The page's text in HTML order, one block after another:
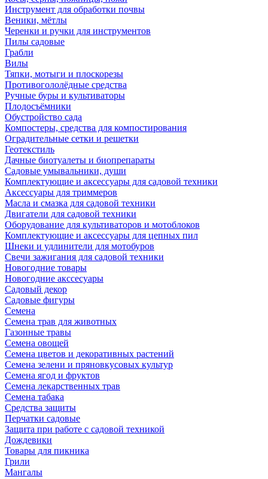
Инструмент для обработки почвы
Веники, мётлы
Черенки и ручки для инструментов
Пилы садовые
Грабли
Вилы
Тяпки, мотыги и плоскорезы
Противогололёдные средства
Ручные буры и культиваторы
Плодосъёмники
Обустройство сада
Компостеры, средства для компостирования
Оградительные сетки и решетки
Геотекстиль
Дачные биотуалеты и биопрепараты
Садовые умывальники, души
Комплектующие и аксессуары для садовой техники
Аксессуары для триммеров
Масла и смазка для садовой техники
Двигатели для садовой техники
Оборудование для культиваторов и мотоблоков
Комплектующие и аксессуары для цепных пил
Шнеки и удлинители для мотобуров
Свечи зажигания для садовой техники
Новогодние товары
Новогодние акссесуары
Садовый декор
Садовые фигуры
Семена
Семена трав для животных
Газонные травы
Семена овощей
Семена цветов и декоративных растений
Семена зелени и пряновкусовых культур
Семена ягод и фруктов
Семена лекарственных трав
Семена табака
Средства защиты
Перчатки садовые
Защита при работе с садовой техникой
Дождевики
Товары для пикника
Грили
Мангалы